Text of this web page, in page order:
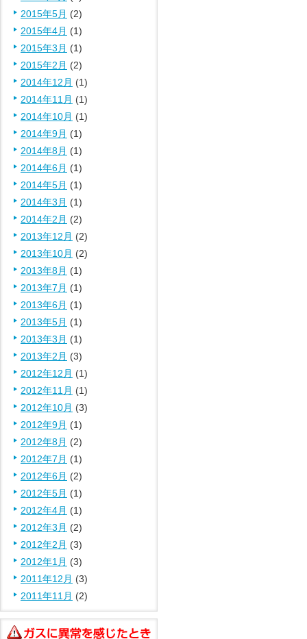
2015年5月 (2)
2015年4月 (1)
2015年3月 (1)
2015年2月 (2)
2014年12月 (1)
2014年11月 (1)
2014年10月 (1)
2014年9月 (1)
2014年8月 (1)
2014年6月 (1)
2014年5月 (1)
2014年3月 (1)
2014年2月 (2)
2013年12月 (2)
2013年10月 (2)
2013年8月 (1)
2013年7月 (1)
2013年6月 (1)
2013年5月 (1)
2013年3月 (1)
2013年2月 (3)
2012年12月 (1)
2012年11月 (1)
2012年10月 (3)
2012年9月 (1)
2012年8月 (2)
2012年7月 (1)
2012年6月 (2)
2012年5月 (1)
2012年4月 (1)
2012年3月 (2)
2012年2月 (3)
2012年1月 (3)
2011年12月 (3)
2011年11月 (2)